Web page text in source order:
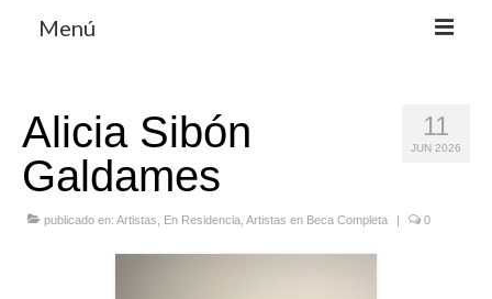
Menú
Programa de residencia
CRUCERO
Quedate con nosotras
11
JUN 2026
Alicia Sibón
Galdames
publicado en: Artistas En Residencia Artistas en Beca Completa | 0